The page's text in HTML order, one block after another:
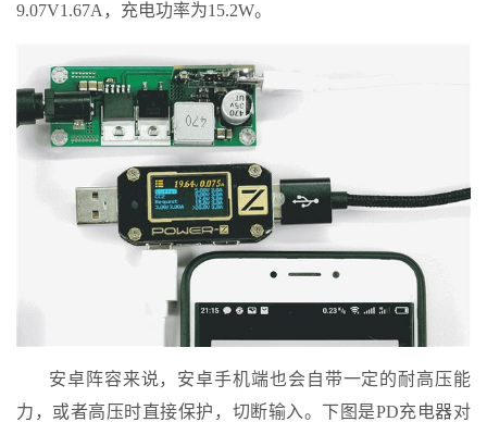
9.07V1.67A，充电功率为15.2W。
安卓阵容来说，安卓手机端也会自带一定的耐高压能
力，或者高压时直接保护，切断输入。下图是PD充电器对